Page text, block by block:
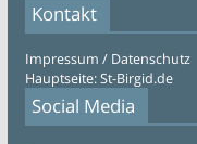
Kontakt
Impressum / Datenschutz
Hauptseite: St-Birgid.de
Social Media